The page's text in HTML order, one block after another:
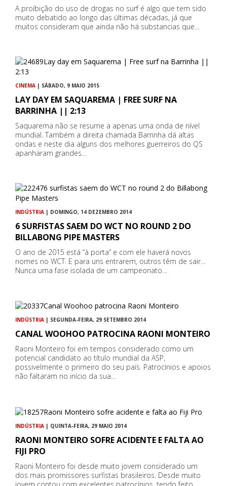
A proíbição do uso de drogas no surf é algo que tem sido
muito debatido ao longo das últimas décadas, já que
muitos consideram que ainda não há substancias que…
CINEMA | SÁBADO, 9 MAIO 2015
LAY DAY EM SAQUAREMA | FREE SURF NA
BARRINHA || 2:13
Saquarema não se resume a apenas uma onda de nível
mundial. Também a direita chamada Barrinha dá altas
ondas e neste dia alguns dos melhores guerreiros do QS
apanharam grandes…
INDÚSTRIA | DOMINGO, 14 DEZEMBRO 2014
6 SURFISTAS SAEM DO WCT NO ROUND 2 DO
BILLABONG PIPE MASTERS
O ano de 2015 está “à porta” e com ele haverá novos
nomes no WCT. E para uns entrarem, outros têm de sair...
Nunca uma fase isolada de um campeonato…
INDÚSTRIA | SEGUNDA-FEIRA, 29 SETEMBRO 2014
CANAL WOOHOO PATROCINA RAONI MONTEIRO
Raoni Monteiro foi em tempos considerado como um
potencial candidato ao título mundial da ASP,
possivelmente o primeiro do seu país. Patrocínios e apoios
não faltaram no início da sua…
INDÚSTRIA | QUINTA-FEIRA, 29 MAIO 2014
RAONI MONTEIRO SOFRE ACIDENTE E FALTA AO
FIJI PRO
Raoni Monteiro foi desde muito jovem considerado um
dos mais promissores surfistas brasileiros. Desde muito
jovem contou com excelentes patrocínios, tendo feito